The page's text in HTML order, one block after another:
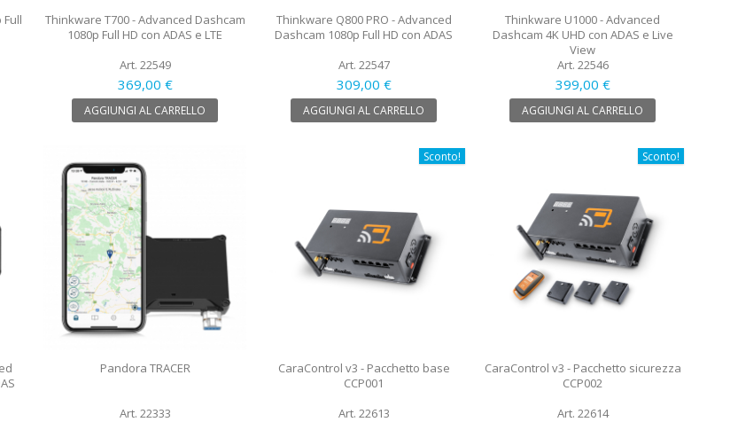
Full
Thinkware T700 - Advanced Dashcam
1080p Full HD con ADAS e LTE
Art. 22549
369,00 €
AGGIUNGI AL CARRELLO
Thinkware Q800 PRO - Advanced
Dashcam 1080p Full HD con ADAS
Art. 22547
309,00 €
AGGIUNGI AL CARRELLO
Thinkware U1000 - Advanced
Dashcam 4K UHD con ADAS e Live
View
Art. 22546
399,00 €
AGGIUNGI AL CARRELLO
Pandora TRACER
Art. 22333
Sconto!
CaraControl v3 - Pacchetto base
CCP001
Art. 22613
Sconto!
CaraControl v3 - Pacchetto sicurezza
CCP002
Art. 22614